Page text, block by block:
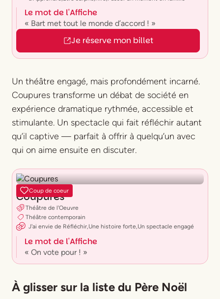
Le mot de l'Affiche
« Bart met tout le monde d’accord ! »
Je réserve mon billet
Un théâtre engagé, mais profondément incarné.
Coupures transforme un débat de société en
expérience dramatique rythmée, accessible et
stimulante. Un spectacle qui fait réfléchir autant
qu’il captive — parfait à offrir à quelqu’un avec
qui on aime ensuite en discuter.
Coup de coeur
Coupures
Théâtre de l'Oeuvre
Théâtre contemporain
J'ai enviede Réfléchir,Une histoire forte,Un spectacle engagé
Le mot de l'Affiche
« On vote pour ! »
À glisser sur la liste du Père Noël